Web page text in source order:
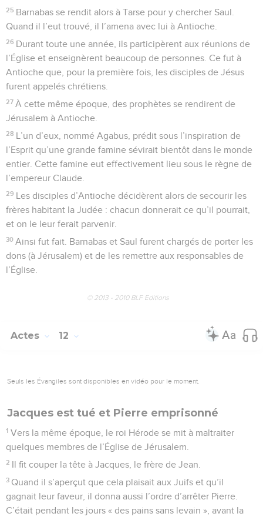
25 Barnabas se rendit alors à Tarse pour y chercher Saul.
Quand il l’eut trouvé, il l’amena avec lui à Antioche.
26 Durant toute une année, ils participèrent aux réunions de
l’Église et enseignèrent beaucoup de personnes. Ce fut à
Antioche que, pour la première fois, les disciples de Jésus
furent appelés chrétiens.
27 À cette même époque, des prophètes se rendirent de
Jérusalem à Antioche.
28 L’un d’eux, nommé Agabus, prédit sous l’inspiration de
l’Esprit qu’une grande famine sévirait bientôt dans le monde
entier. Cette famine eut effectivement lieu sous le règne de
l’empereur Claude.
29 Les disciples d’Antioche décidèrent alors de secourir les
frères habitant la Judée : chacun donnerait ce qu’il pourrait,
et on le leur ferait parvenir.
30 Ainsi fut fait. Barnabas et Saul furent chargés de porter les
dons (à Jérusalem) et de les remettre aux responsables de
l’Église.
© 2013 - 2010 BLF Editions
Actes 12
Seuls les Évangiles sont disponibles en vidéo pour le moment.
Jacques est tué et Pierre emprisonné
1 Vers la même époque, le roi Hérode se mit à maltraiter
quelques membres de l’Église de Jérusalem.
2 Il fit couper la tête à Jacques, le frère de Jean.
3 Quand il s’aperçut que cela plaisait aux Juifs et qu’il
gagnait leur faveur, il donna aussi l’ordre d’arrêter Pierre.
C’était pendant les jours « des pains sans levain », avant la